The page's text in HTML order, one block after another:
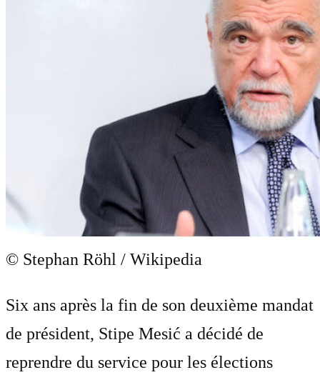
© Stephan Röhl / Wikipedia
Six ans après la fin de son deuxième mandat
de président, Stipe Mesić a décidé de
reprendre du service pour les élections